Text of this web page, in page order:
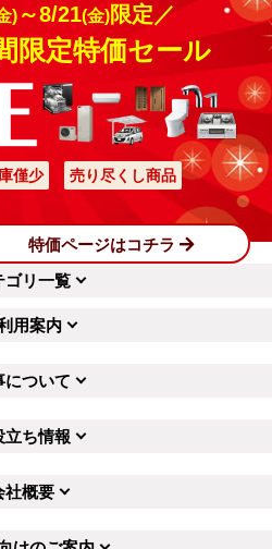
)～8/21(金)限定／
限定特価セール
僅少 売り尽くし商品
特価ページはコチラ
ゴリ一覧
用案内
について
立ち情報
社概要